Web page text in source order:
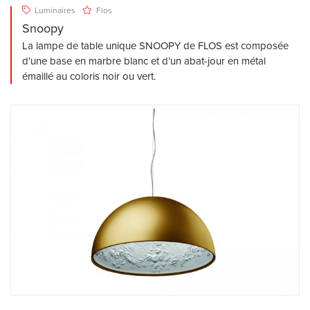
Luminaires Flos
Snoopy
La lampe de table unique SNOOPY de FLOS est composée
d’une base en marbre blanc et d’un abat-jour en métal
émaillé au coloris noir ou vert.